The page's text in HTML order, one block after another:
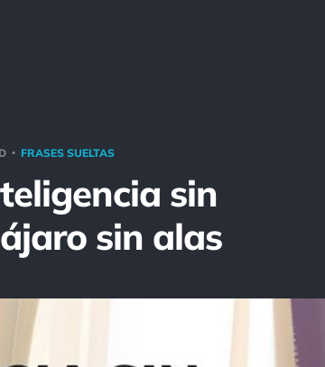
FRASES SUELTAS
sin
sin alas